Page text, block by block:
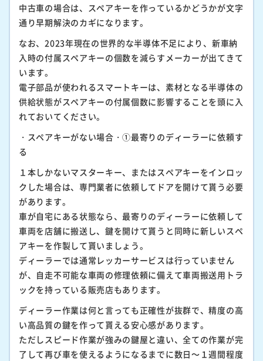
中古車の場合は、スペアキーを作っているかどうかが文字
通り早期解決のカギになります。
なお、2023年現在の世界的な半導体不足により、新車納
入時の付属スペアキーの個数を減らすメーカーが出てきて
います。
電子部品が使われるスマートキーは、素材となる半導体の
供給状態がスペアキーの付属個数に影響することを頭に入
れておいてください。
・スペアキーがない場合・①最寄りのディーラーに依頼す
る
１本しかないマスターキー、またはスペアキーをインロッ
クした場合は、専門業者に依頼してドアを開けて貰う必要
があります。
車が自宅にある状態なら、最寄りのディーラーに依頼して
車両を店舗に搬送し、鍵を開けて貰うと同時に新しいスペ
アキーを作製して貰いましょう。
ディーラーでは通常レッカーサービスは行っていません
が、自走不可能な車両の修理依頼に備えて車両搬送用トラ
ックを持っている販売店もあります。
ディーラー作業は何と言っても正確性が抜群で、精度の高
い高品質の鍵を作って貰える安心感があります。
ただしスピード作業が強みの鍵屋と違い、全ての作業が完
了して再び車を使えるようになるまでに数日～１週間程度